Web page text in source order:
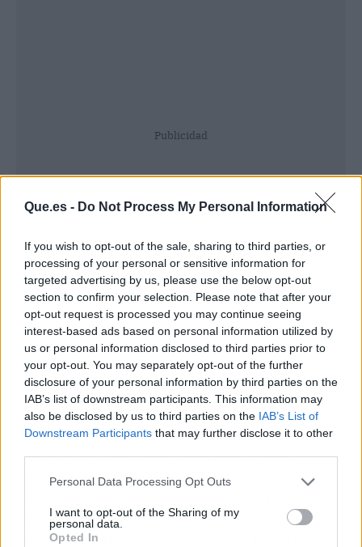
Que.es - Do Not Process My Personal Information
If you wish to opt-out of the sale, sharing to third parties, or
processing of your personal or sensitive information for
targeted advertising by us, please use the below opt-out
section to confirm your selection. Please note that after your
opt-out request is processed you may continue seeing
interest-based ads based on personal information utilized by
us or personal information disclosed to third parties prior to
your opt-out. You may separately opt-out of the further
disclosure of your personal information by third parties on the
IAB’s list of downstream participants. This information may
also be disclosed by us to third parties on the IAB’s List of
Downstream Participants that may further disclose it to other
Personal Data Processing Opt Outs
I want to opt-out of the Sharing of my
personal data.
Opted In
Publicidad
Y, si hablamos de cuidar los detalles,el uso de
una grifería específica para cada tipo de
diseño es ideal.Para ciertos espacios, por
ejemplo, lagriferianegrasería el aspecto
adicional que faltaría para conseguir ese
pensado, pues combina con cualquier
decoración sin importar el tipo de material.